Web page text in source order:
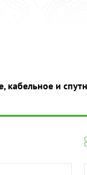
кабельное и